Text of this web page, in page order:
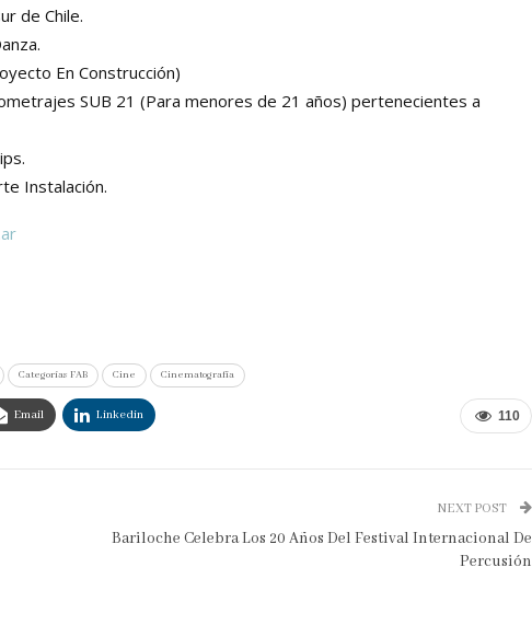
de Chile.
En Construcción)
SUB 21 (Para menores de 21 años) pertenecientes a
Instalación.
Categorías FAB Cine Cinematografía
110
Email Linkedin
NEXT POST
Bariloche Celebra Los 20 Años Del Festival Internacional De
Percusión